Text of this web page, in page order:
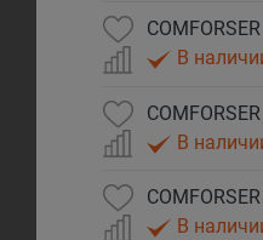
В
В
В